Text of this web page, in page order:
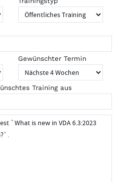
Gewünschter Termin
Training aus